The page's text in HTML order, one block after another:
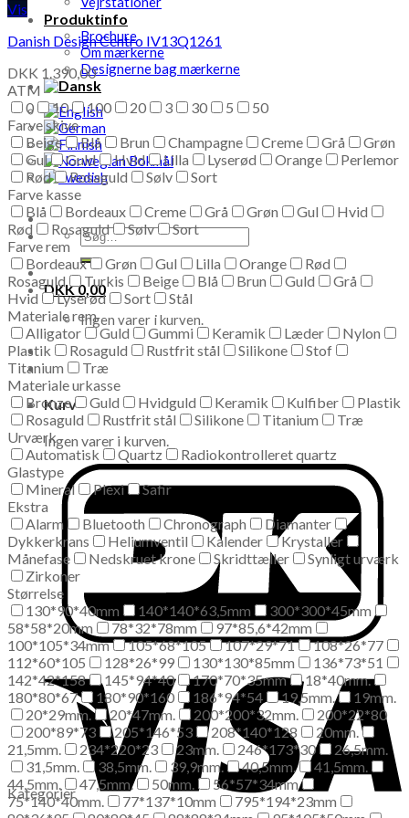
Produktinfo
Brochure
Om mærkerne
Designerne bag mærkerne
Søg
efter:
DKK0,00
Ingen varer i kurven.
Kurv
Ingen varer i kurven.
Vis
Danish Design Centro IV13Q1261
DKK 1.390,00
ATM
0
10 100 20 3 30 5
50
Farve skive
Beige
Blå Brun Champagne Creme Grå
Grøn
Gul
Guld Hvid Lilla Lyserød Orange
Perlemor
Rød
Rosaguld Sølv
Sort
Farve kasse
Blå
Bordeaux Creme Grå Grøn Gul
Hvid
Rød
Rosaguld Sølv
Sort
Farve rem
Bordeaux
Grøn Gul Lilla Orange
Rød
Rosaguld
Turkis Beige Blå Brun Guld
Grå
Hvid
Lyserød Sort
Stål
Materiale rem
Alligator
Guld Gummi Keramik Læder
Nylon
Plastik
Rosaguld Rustfrit stål Silikone
Stof
Titanium
Træ
Materiale urkasse
Bronze
Guld Hvidguld Keramik Kulfiber
Plastik
Rosaguld
Rustfrit stål Silikone Titanium
Træ
Urværk
Automatisk
Quartz
Radiokontrolleret quartz
Glastype
Mineral
Plexi
Safir
Ekstra
Alarm
Bluetooth Chronograph
Diamanter
Dykkerkrans
Heliumventil Kalender
Krystaller
Månefase
Nedskruet krone Skridttæller
Synligt urværk
Zirkoner
Størrelse
130*90*40mm
140*140*63,5mm
300*300*45mm
58*58*20mm
78*32*78mm
97*85,6*42mm
100*105*34mm
105*68*105 107*29*71
108*26*77
112*60*105
128*26*99 130*130*85mm
136*73*51
142*42*158
145*94*40 170*70*35mm
18*40mm.
180*80*67
180*90*160 186*94*54 19,5mm.
19mm.
20*29mm.
20*47mm. 200*200*32mm.
200*22*80
200*89*73
205*146*53 208*140*128
20mm.
21,5mm.
234*220*23 23mm. 246*173*30
26,5mm.
31,5mm.
38,5mm. 39,9mm. 40,5mm.
41,5mm.
44,5mm.
47,5mm. 50mm.
56*57*34mm
75*140*40mm.
77*137*10mm
795*194*23mm
Kategorier